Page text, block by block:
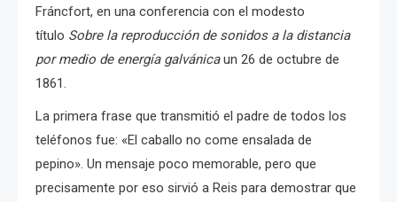
Fráncfort, en una conferencia con el modesto
título Sobre la reproducción de sonidos a la distancia
por medio de energía galvánicaun 26 de octubre de
1861.
La primera frase que transmitió el padre de todos los
teléfonos fue: «El caballo no come ensalada de
pepino». Un mensaje poco memorable, pero que
precisamente por eso sirvió a Reis para demostrar que